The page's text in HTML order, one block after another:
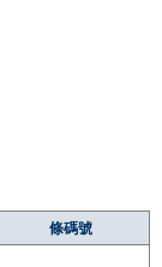
條碼號